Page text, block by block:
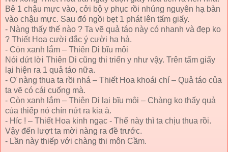
Bê 1 chậu mực vào, cởi bộ y phục rồi nhúng nguyên hạ bàn
vào chậu mực. Sau đó ngồi bẹt 1 phát lên tấm giấy.
- Nàng thấy thế nào ? Ta vẽ quả táo này có nhanh và đẹp ko
? Thiết Hoa cười đắc ý cười ha hả.
- Còn xanh lắm – Thiên Di bĩu môi
Nói dứt lời Thiên Di cũng thi triển y như vậy. Trên tấm giấy
lại hiện ra 1 quả táo nữa.
- Ơ nàng thua ta rồi nhá – Thiết Hoa khoái chí – Quả táo của
ta vẽ có cái cuống mà.
- Còn xanh lắm – Thiên Di lại bĩu môi – Chàng ko thấy quả
của thiếp nó chín nứt ra kia à.
- Híc ! – Thiết Hoa kinh ngạc - Thế này thì ta chịu thua rồi.
Vậy đến lượt ta mời nàng ra đề trước.
- Lần này thiếp với chàng thi môn Cầm.